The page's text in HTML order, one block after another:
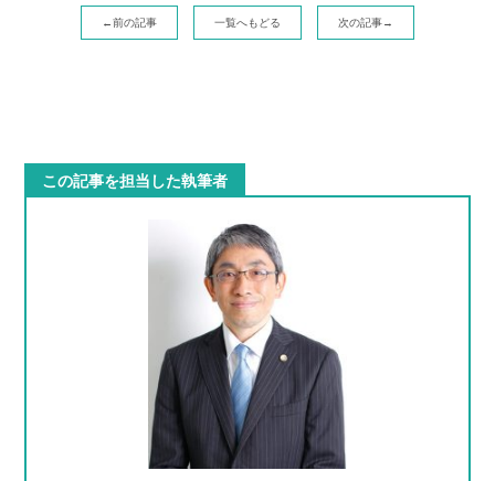
←前の記事 一覧へもどる 次の記事→
この記事を担当した執筆者